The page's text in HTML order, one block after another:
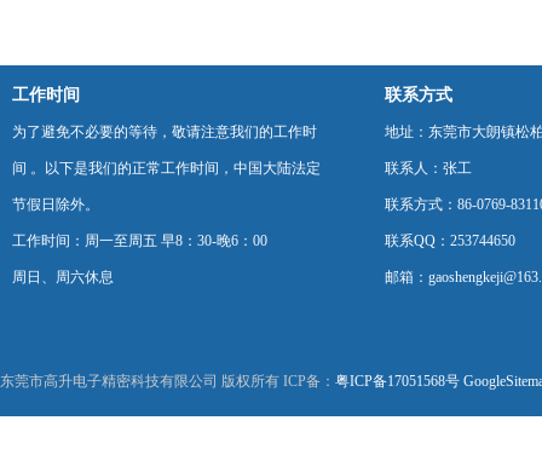
工作时间
为了避免不必要的等待，敬请注意我们的工作时
间 。以下是我们的正常工作时间，中国大陆法定
节假日除外。
工作时间：周一至周五 早8：30-晚6：00
周日、周六休息
联系方式
地址：东莞市大朗镇松
联系人：张工
联系方式：86-0769-
联系QQ：253744650
邮箱：
东莞市高升电子精密科技有限公司 版权所有 ICP备： 粤ICP备17051568号